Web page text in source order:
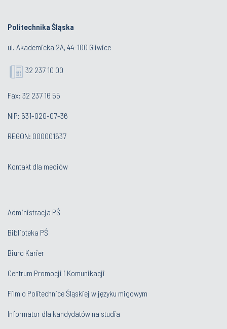
Politechnika Śląska
ul. Akademicka 2A, 44-100 Gliwice
32 237 10 00
Fax: 32 237 16 55
NIP: 631-020-07-36
REGON: 000001637
Kontakt dla mediów
Administracja PŚ
Biblioteka PŚ
Biuro Karier
Centrum Promocji i Komunikacji
Film o Politechnice Śląskiej w języku migowym
Informator dla kandydatów na studia